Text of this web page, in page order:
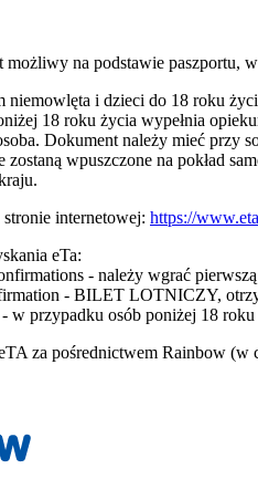
na podstawie paszportu,
i dzieci do 18 roku
18 roku życia wypełnia
Dokument należy mieć przy
wpuszczone na pokład
internetowej: https://
eTa:
- należy wgrać
- BILET LOTNICZY,
w przypadku osób poniżej 18
za pośrednictwem Rainbow (w